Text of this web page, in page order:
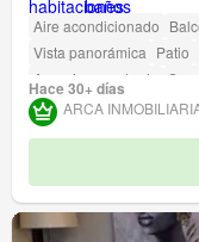
Aire acondicionado
Vista panorámica Patio
Armario empotrado
Cancha de tenis
Hace 30+ días
ARCA